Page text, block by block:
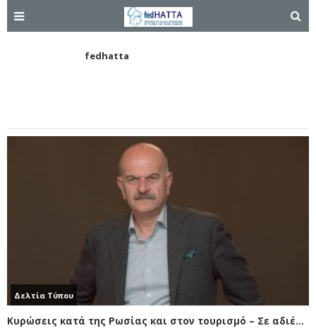
fedhatta
Δελτία Τύπου
Κυρώσεις κατά της Ρωσίας και στον τουρισμό – Σε αδιέξοδο Ελληνικά τουριστικά γραφεία